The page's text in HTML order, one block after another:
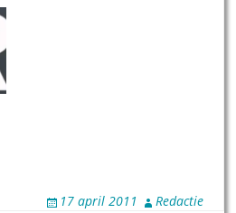
17 april 2011 Redactie